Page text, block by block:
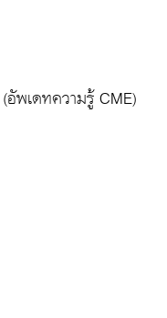
(อัพเดทความรู้ CME)